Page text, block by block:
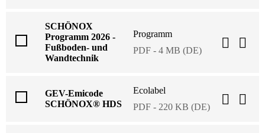
SCHÖNOX
Programm 2026 -
Fußboden- und
Wandtechnik
Programm
PDF - 4 MB (DE)
GEV-Emicode
SCHÖNOX® HDS
Ecolabel
PDF - 220 KB (DE)